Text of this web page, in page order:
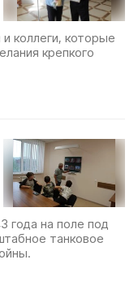
коллеги, которые
крепкого
года на поле под
танковое